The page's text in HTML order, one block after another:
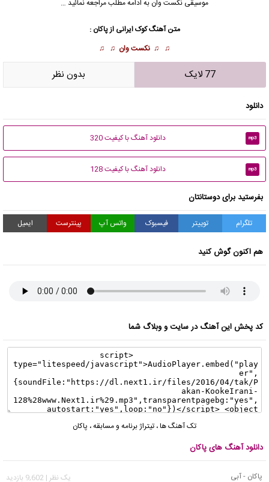
موسیقی نکست وان به ادامه مطلب مراجعه نمائید …
متن آهنگ کوک ایرانی ازپاکان :
♫ ♫ نکست وان ♫ ♫
77 لایک بدون نظر
دانلود
mp3 دانلود آهنگ با کیفیت 320
mp3 دانلود آهنگ با کیفیت 128
بفرستید برای دوستانتان
تلگرام توییتر فیسبوک واتس آپ پینترست ایمیل
هم اکنون گوش کنید
کد پخش این آهنگ در سایت و وبلاگ شما
تک آهنگ ها، تیتراژ برنامه و مسابقه، پاکان
دانلود آهنگ های پاکان
پاکان - آبی يک نظر | 9,602 بازدید